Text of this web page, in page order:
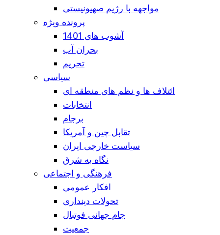
مواجهه با رژیم صهیونیستی
پرونده ویژه
آشوب های 1401
بحران آب
تحریم
سیاسی
ائتلاف ها و نظم های منطقه ای
انتخابات
برجام
تقابل چین و آمریکا
سیاست خارجی ایران
نگاه به شرق
فرهنگی و اجتماعی
افکار عمومی
تحولات دینداری
جام جهانی فوتبال
جمعیت